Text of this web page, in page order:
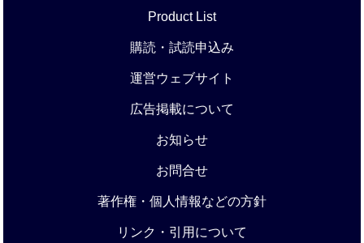
Product List
購読・試読申込み
運営ウェブサイト
広告掲載について
お知らせ
お問合せ
著作権・個人情報などの方針
リンク・引用について